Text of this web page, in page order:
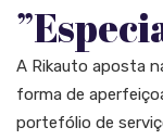
A Rikauto aposta
forma de
portefólio de